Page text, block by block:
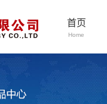
首页
Home